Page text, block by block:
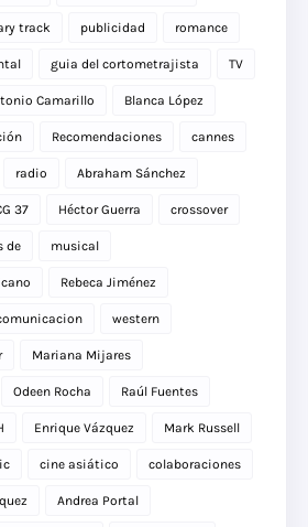
track publicidad romance
guia del cortometrajista TV
Camarillo Blanca López
Recomendaciones cannes
radio Abraham Sánchez
37 Héctor Guerra crossover
de musical
Rebeca Jiménez
western
Mariana Mijares
Odeen Rocha Raúl Fuentes
Enrique Vázquez Mark Russell
cine asiático colaboraciones
Andrea Portal